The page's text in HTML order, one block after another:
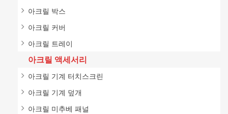
아크릴 박스
아크릴 커버
아크릴 트레이
아크릴 액세서리
아크릴 기계 터치스크린
아크릴 기계 덮개
아크릴 미추베 패널